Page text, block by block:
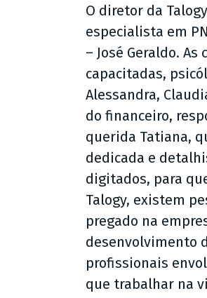
O diretor da
especialista em
– José Geraldo.
capacitadas,
Alessandra,
do financeiro,
querida Tatiana,
dedicada e
digitados, para
Talogy, existem
pregado na
desenvolvimento
profissionais
que trabalhar na